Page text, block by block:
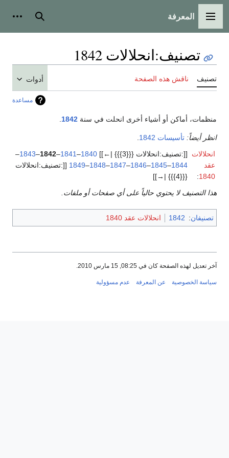
القائمة الرئيسية
المعرفة بحث
تصنيف:انحلالات 1842
تصنيف ناقش هذه الصفحة أدوات
مساعدة
منظمات، أماكن أو أشياء أخرى انحلت في سنة 1842
انظر أيضاً: تأسيسات 1842
انحلالات
عقد
1840
:
[[:تصنيف:انحلالات {{{3}}} |←]] 1840
–
1841
–
1842
–
1843
–
1844
–
1845
–
1846
–
1847
–
1848
–
1849 [[:تصنيف:انحلالات
{{{4}}} |→]]
هذا التصنيف لا يحتوي حالياً على أي صفحات أو ملفات.
تصنيفان:
1842 انحلالات عقد 1840
آخر تعديل لهذه الصفحة كان في 08:25, 15 مارس 2010.
سياسة الخصوصية عن المعرفة عدم مسؤولية